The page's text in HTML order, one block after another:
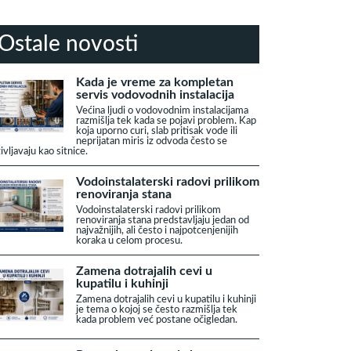
novosti
Kada je vreme za kompletan
servis vodovodnih instalacija
Većina ljudi o vodovodnim instalacijama
razmišlja tek kada se pojavi problem. Kap
koja uporno curi, slab pritisak vode ili
neprijatan miris iz odvoda često se
kao sitnice.
Vodoinstalaterski radovi prilikom
renoviranja stana
Vodoinstalaterski radovi prilikom
renoviranja stana predstavljaju jedan od
najvažnijih, ali često i najpotcenjenijih
koraka u celom procesu.
Zamena dotrajalih cevi u
kupatilu i kuhinji
Zamena dotrajalih cevi u kupatilu i kuhinji
je tema o kojoj se često razmišlja tek
kada problem već postane očigledan.